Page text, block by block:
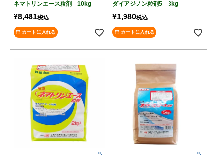
ネマトリンエース粒剤 10kg
¥8,481税込
カートに入れる
ダイアジノン粒剤5 3kg
¥1,980税込
カートに入れる